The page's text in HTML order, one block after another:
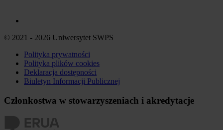
© 2021 - 2026 Uniwersytet SWPS
Polityka prywatności
Polityka plików cookies
Deklaracja dostępności
Biuletyn Informacji Publicznej
Członkostwa w stowarzyszeniach i akredytacje